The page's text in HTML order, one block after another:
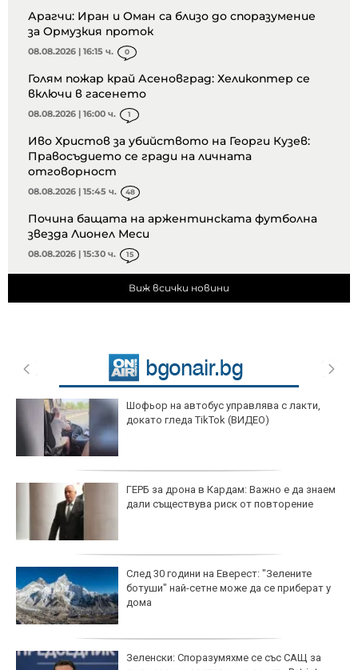
Арагчи: Иран и Оман са близо до споразумение
за Ормузкия проток
08.08.2026 | 16:15 ч. 0
Голям пожар край Асеновград: Хеликоптер се
включи в гасенето
08.08.2026 | 16:00 ч. 1
Иво Христов за убийството на Георги Кузев:
Правосъдието се гради на личната
отговорност
08.08.2026 | 15:45 ч. 48
Почина бащата на аржентинската футболна
звезда Лионел Меси
08.08.2026 | 15:30 ч. 15
Виж всички новини
Шофьор на автобус управлява с лакти,
докато гледа TikTok (ВИДЕО)
ГЕРБ за дрона в Кардам: Важно е да знаем
дали съществува риск от повторение
След 30 години на Еверест: "Зелените
ботуши" най-сетне може да се приберат у
дома
Зеленски: Споразумяхме се със САЩ за